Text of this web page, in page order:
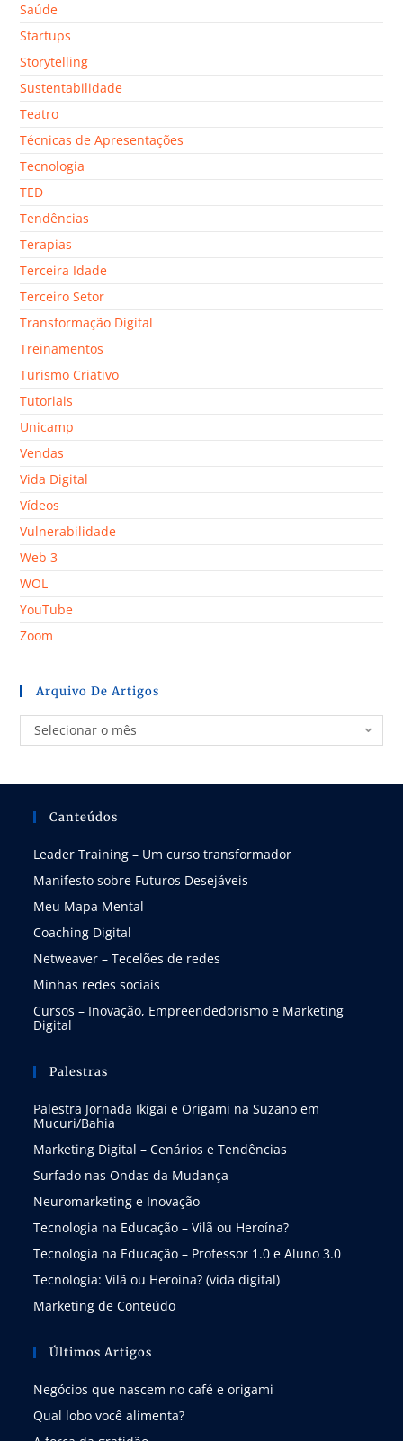
Saúde
Startups
Storytelling
Sustentabilidade
Teatro
Técnicas de Apresentações
Tecnologia
TED
Tendências
Terapias
Terceira Idade
Terceiro Setor
Transformação Digital
Treinamentos
Turismo Criativo
Tutoriais
Unicamp
Vendas
Vida Digital
Vídeos
Vulnerabilidade
Web 3
WOL
YouTube
Zoom
Arquivo De Artigos
Selecionar o mês
Canteúdos
Leader Training – Um curso transformador
Manifesto sobre Futuros Desejáveis
Meu Mapa Mental
Coaching Digital
Netweaver – Tecelões de redes
Minhas redes sociais
Cursos – Inovação, Empreendedorismo e Marketing
Digital
Palestras
Palestra Jornada Ikigai e Origami na Suzano em
Mucuri/Bahia
Marketing Digital – Cenários e Tendências
Surfado nas Ondas da Mudança
Neuromarketing e Inovação
Tecnologia na Educação – Vilã ou Heroína?
Tecnologia na Educação – Professor 1.0 e Aluno 3.0
Tecnologia: Vilã ou Heroína? (vida digital)
Marketing de Conteúdo
Últimos Artigos
Negócios que nascem no café e origami
Qual lobo você alimenta?